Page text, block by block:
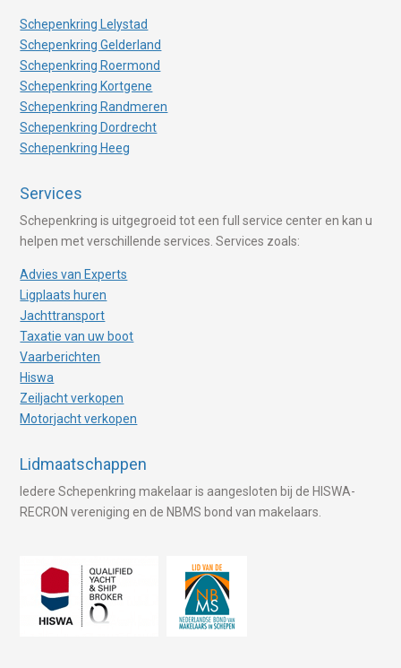
Schepenkring Lelystad
Schepenkring Gelderland
Schepenkring Roermond
Schepenkring Kortgene
Schepenkring Randmeren
Schepenkring Dordrecht
Schepenkring Heeg
Services
Schepenkring is uitgegroeid tot een full service center en kan u
helpen met verschillende services. Services zoals:
Advies van Experts
Ligplaats huren
Jachttransport
Taxatie van uw boot
Vaarberichten
Hiswa
Zeiljacht verkopen
Motorjacht verkopen
Lidmaatschappen
Iedere Schepenkring makelaar is aangesloten bij de HISWA-
RECRON vereniging en de NBMS bond van makelaars.